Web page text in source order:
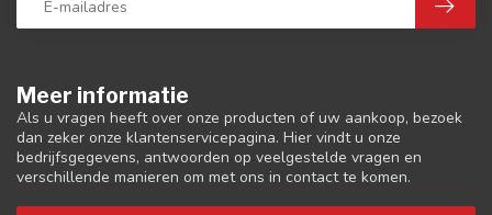
Meer informatie
Als u vragen heeft over onze producten of uw aankoop, bezoek
dan zeker onze klantenservicepagina. Hier vindt u onze
bedrijfsgegevens, antwoorden op veelgestelde vragen en
verschillende manieren om met ons in contact te komen.